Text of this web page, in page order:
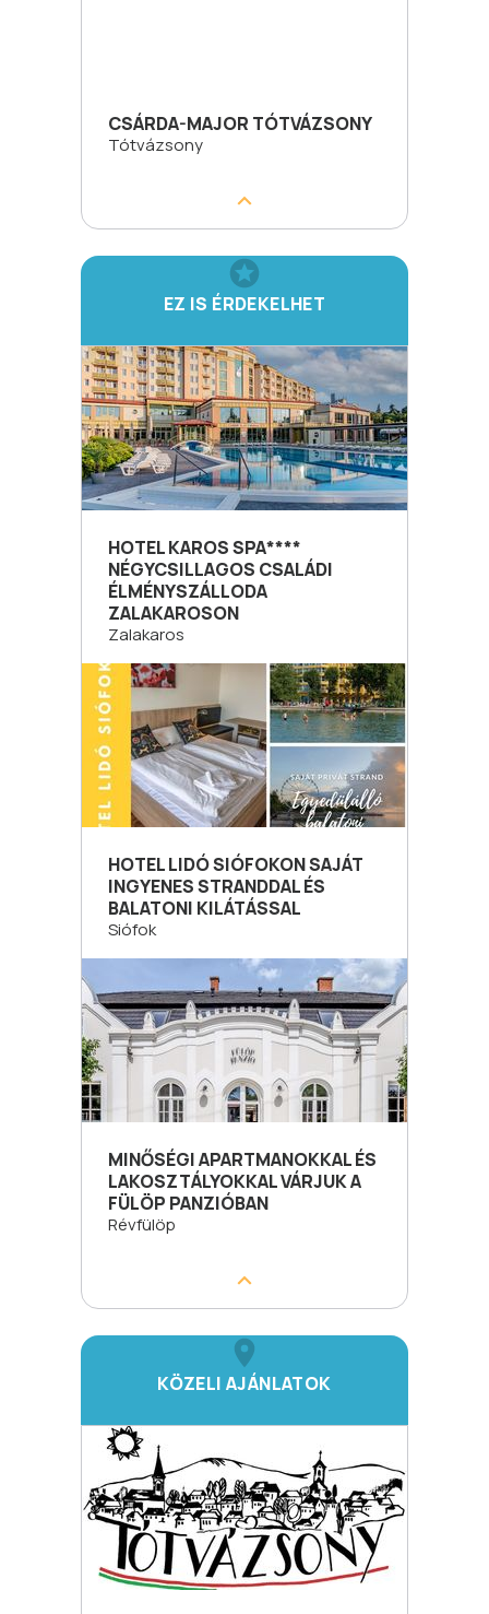
CSÁRDA-MAJOR TÓTVÁZSONY
Tótvázsony
EZ IS ÉRDEKELHET
HOTEL KAROS SPA****
NÉGYCSILLAGOS CSALÁDI
ÉLMÉNYSZÁLLODA
ZALAKAROSON
Zalakaros
HOTEL LIDÓ SIÓFOKON SAJÁT
INGYENES STRANDDAL ÉS
BALATONI KILÁTÁSSAL
Siófok
MINŐSÉGI APARTMANOKKAL ÉS
LAKOSZTÁLYOKKAL VÁRJUK A
FÜLÖP PANZIÓBAN
Révfülöp
KÖZELI AJÁNLATOK